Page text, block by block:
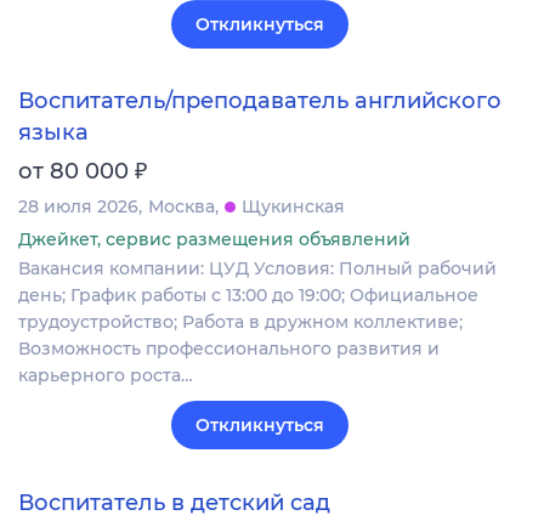
Откликнуться
Воспитатель/преподаватель английского
языка
от 80 000 ₽
28 июля 2026 Москва
Щукинская
Джейкет, сервис размещения объявлений
Вакансия компании: ЦУД Условия: Полный рабочий
день; График работы с 13:00 до 19:00; Официальное
трудоустройство; Работа в дружном коллективе;
Возможность профессионального развития и
карьерного роста…
Откликнуться
Воспитатель в детский сад